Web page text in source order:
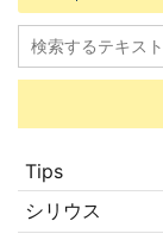
Tips
シリウス